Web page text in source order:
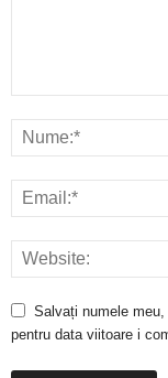
Salvați numele
pentru data viitoare i